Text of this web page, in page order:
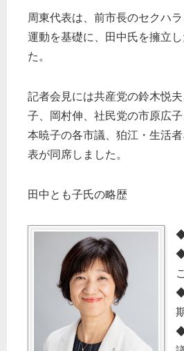
周東代表は、前市長のセクハ
運動を基礎に、田中氏を擁立
た。
記者会見には共産党の鈴木悦
子、岡村伸、社民党の市原広
本暁子の各市議、狛江・生活
表が同席しました。
田中とも子氏の略歴
◆
◆